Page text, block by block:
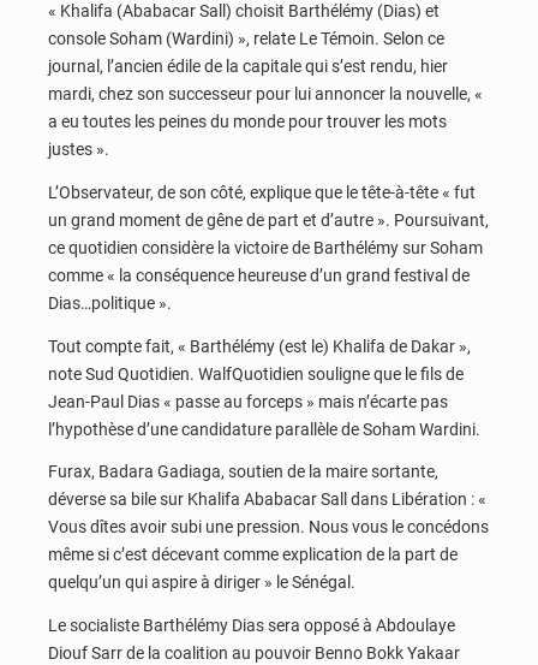
« Khalifa (Ababacar Sall) choisit Barthélémy (Dias) et
console Soham (Wardini) », relate Le Témoin. Selon ce
journal, l’ancien édile de la capitale qui s’est rendu, hier
mardi, chez son successeur pour lui annoncer la nouvelle, «
a eu toutes les peines du monde pour trouver les mots
justes ».
L’Observateur, de son côté, explique que le tête-à-tête « fut
un grand moment de gêne de part et d’autre ». Poursuivant,
ce quotidien considère la victoire de Barthélémy sur Soham
comme « la conséquence heureuse d’un grand festival de
Dias…politique ».
Tout compte fait, « Barthélémy (est le) Khalifa de Dakar »,
note Sud Quotidien. WalfQuotidien souligne que le fils de
Jean-Paul Dias « passe au forceps » mais n’écarte pas
l’hypothèse d’une candidature parallèle de Soham Wardini.
Furax, Badara Gadiaga, soutien de la maire sortante,
déverse sa bile sur Khalifa Ababacar Sall dans Libération : «
Vous dîtes avoir subi une pression. Nous vous le concédons
même si c’est décevant comme explication de la part de
quelqu’un qui aspire à diriger » le Sénégal.
Le socialiste Barthélémy Dias sera opposé à Abdoulaye
Diouf Sarr de la coalition au pouvoir Benno Bokk Yakaar